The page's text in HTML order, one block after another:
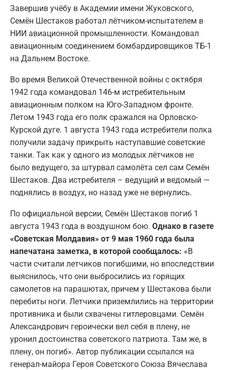
Завершив учёбу в Академии имени Жуковского,
Семён Шестаков работал лётчиком-испытателем в
НИИ авиационной промышленности. Командовал
авиационным соединением бомбардировщиков ТБ-1
на Дальнем Востоке.
Во время Великой Отечественной войны с октября
1942 года командовал 146-м истребительным
авиационным полком на Юго-Западном фронте.
Летом 1943 года его полк сражался на Орловско-
Курской дуге. 1 августа 1943 года истребители полка
получили задачу прикрыть наступавшие советские
танки. Так как у одного из молодых лётчиков не
было ведущего, за штурвал самолёта сел сам Семён
Шестаков. Два истребителя – ведущий и ведомый —
поднялись в воздух, но назад уже не вернулись.
По официальной версии, Семён Шестаков погиб 1
августа 1943 года в воздушном бою. Однако в газете
«Советская Молдавия» от 9 мая 1960 года была
напечатана заметка, в которой сообщалось: «В
части считали летчиков погибшими, но впоследствии
выяснилось, что они выбросились из горящих
самолетов на парашютах, причем у Шестакова были
перебиты ноги. Летчики приземлились на территории
противника и были схвачены гитлеровцами. Семён
Александрович героически вел себя в плену, не
уронил достоинства советского патриота. Там же, в
плену, он погиб». Автор публикации ссылался на
генерал-майора Героя Советского Союза Вячеслава